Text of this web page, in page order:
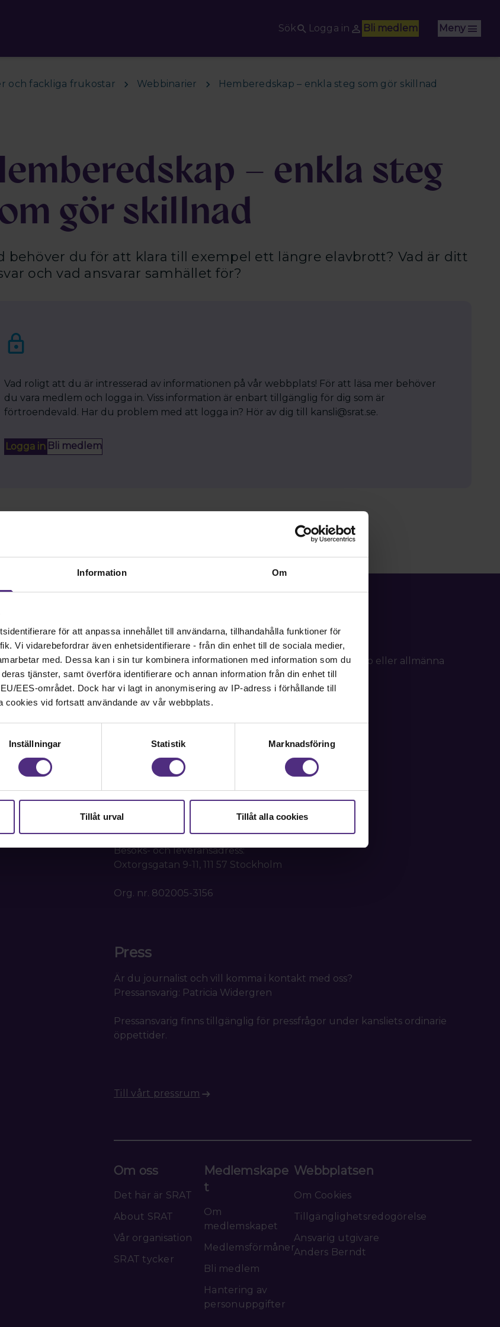
Information Om
för att anpassa innehållet till användarna, tillhandahålla funktioner för
Vi vidarebefordrar även enhetsidentifierare - från din enhet till de sociala medier,
med. Dessa kan i sin tur kombinera informationen med information som du
tjänster, samt överföra identifierare och annan information från din enhet till
EES-området. Dock har vi lagt in anonymisering av IP-adress i förhållande till
cookies vid fortsatt användande av vår webbplats.
Inställningar Statistik Marknadsföring
Tillåt urval Tillåt alla cookies
Sök
Logga in Bli medlem Meny
och fackliga frukostar Webbinarier Hemberedskap – enkla steg som gör skillnad
– enkla steg
gör skillnad
behöver du för att klara till exempel ett längre elavbrott? Vad är ditt
och vad ansvarar samhället för?
Vad roligt att du är intresserad av informationen på vår webbplats! För att läsa mer behöver
du vara medlem och logga in. Viss information är enbart tillgänglig för dig som är
förtroendevald. Har du problem med att logga in? Hör av dig till kansli@srat.se.
Logga in Bli medlem
Kontakt
Kontakta oss på SRAT med frågor om ditt medlemskap eller allmänna
fackliga frågor om din anställning.
08-442 44 60
Kansli
SRAT
111 84 Stockholm
Besöks- och leveransadress:
Oxtorgsgatan 9-11, 111 57 Stockholm
Org. nr. 802005-3156
Press
Är du journalist och vill komma i kontakt med oss?
Pressansvarig: Patricia Widergren
Pressansvarig finns tillgänglig för pressfrågor under kansliets ordinarie
öppettider.
Till vårt pressrum
Om oss
Det här är SRAT
About SRAT
Vår organisation
SRAT tycker
Medlemskape
t
Om
medlemskapet
Medlemsförmåner
Bli medlem
Hantering av
personuppgifter
Webbplatsen
Om Cookies
Tillgänglighetsredogörelse
Ansvarig utgivare
Anders Berndt